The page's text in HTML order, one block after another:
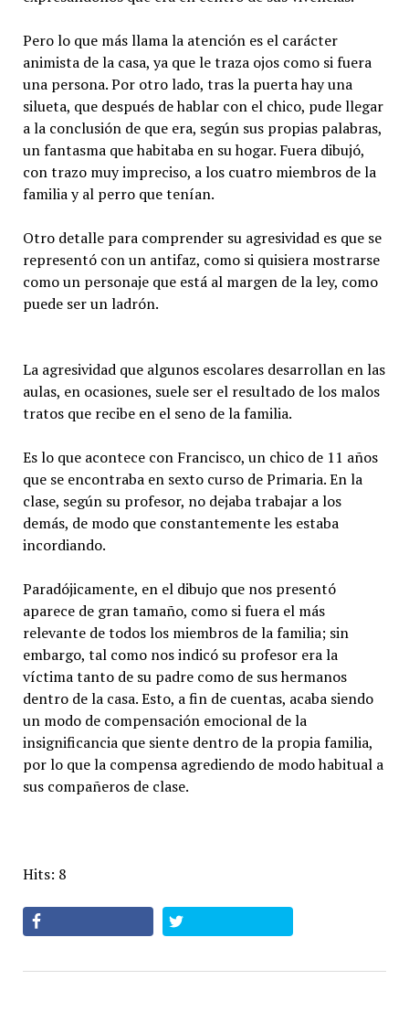
Pero lo que más llama la atención es el carácter
animista de la casa, ya que le traza ojos como si fuera
una persona. Por otro lado, tras la puerta hay una
silueta, que después de hablar con el chico, pude llegar
a la conclusión de que era, según sus propias palabras,
un fantasma que habitaba en su hogar. Fuera dibujó,
con trazo muy impreciso, a los cuatro miembros de la
familia y al perro que tenían.
Otro detalle para comprender su agresividad es que se
representó con un antifaz, como si quisiera mostrarse
como un personaje que está al margen de la ley, como
puede ser un ladrón.
La agresividad que algunos escolares desarrollan en las
aulas, en ocasiones, suele ser el resultado de los malos
tratos que recibe en el seno de la familia.
Es lo que acontece con Francisco, un chico de 11 años
que se encontraba en sexto curso de Primaria. En la
clase, según su profesor, no dejaba trabajar a los
demás, de modo que constantemente les estaba
incordiando.
Paradójicamente, en el dibujo que nos presentó
aparece de gran tamaño, como si fuera el más
relevante de todos los miembros de la familia; sin
embargo, tal como nos indicó su profesor era la
víctima tanto de su padre como de sus hermanos
dentro de la casa. Esto, a fin de cuentas, acaba siendo
un modo de compensación emocional de la
insignificancia que siente dentro de la propia familia,
por lo que la compensa agrediendo de modo habitual a
sus compañeros de clase.
Hits: 8